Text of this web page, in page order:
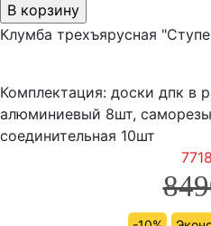
Клумба трехъярусная
Комплектация: доски дпк в
алюминиевый 8шт,
соединительная 10шт
7718